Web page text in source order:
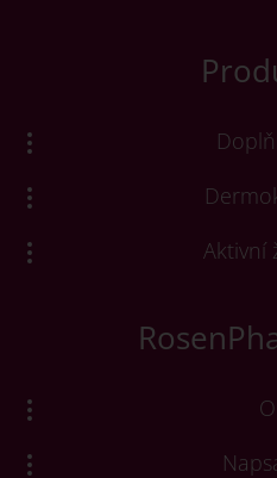
Aktivní